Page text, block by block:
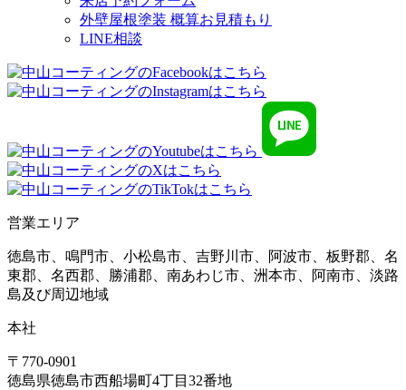
外壁屋根塗装 概算お見積もり
LINE相談
営業エリア
徳島市、鳴門市、小松島市、吉野川市、阿波市、板野郡、名
東郡、名西郡、勝浦郡、南あわじ市、洲本市、阿南市、淡路
島及び周辺地域
本社
〒770-0901
徳島県徳島市西船場町4丁目32番地